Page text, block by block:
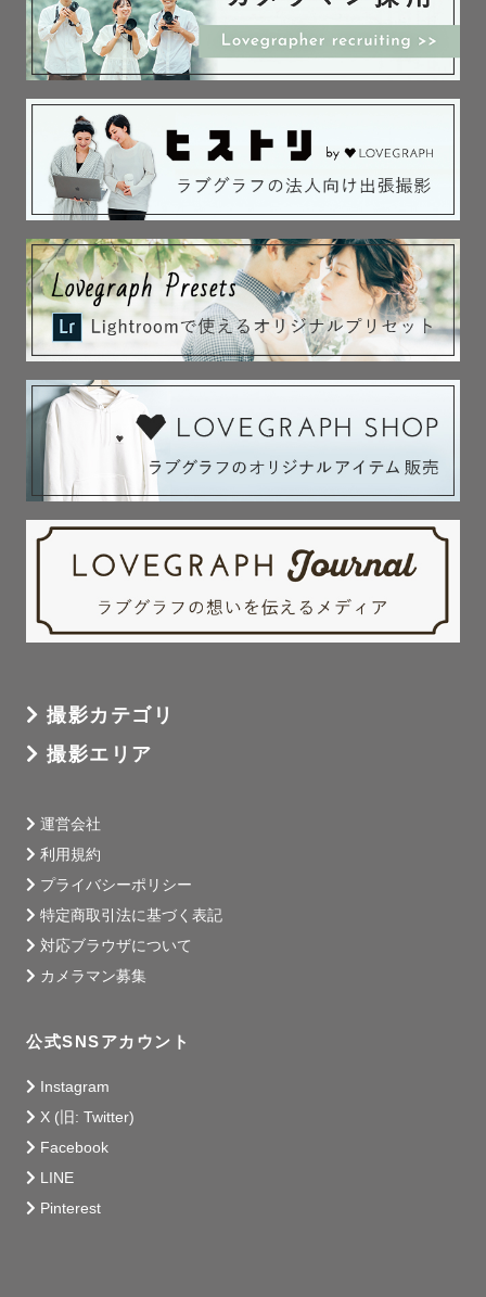
撮影カテゴリ
撮影エリア
運営会社
利用規約
プライバシーポリシー
特定商取引法に基づく表記
対応ブラウザについて
カメラマン募集
公式SNSアカウント
Instagram
X (旧: Twitter)
Facebook
LINE
Pinterest